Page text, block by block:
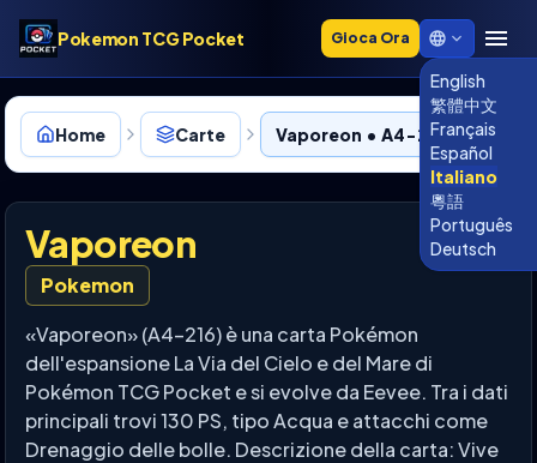
Pokemon TCG Pocket Gioca Ora
English
繁體中文
Français
Español
Italiano
粵語
Português
Deutsch
Home Carte Vaporeon • A4-216
Vaporeon
Pokemon
«Vaporeon» (A4-216) è una carta Pokémon
dell'espansione La Via del Cielo e del Mare di
Pokémon TCG Pocket e si evolve da Eevee. Tra i dati
principali trovi 130 PS, tipo Acqua e attacchi come
Drenaggio delle bolle. Descrizione della carta: Vive